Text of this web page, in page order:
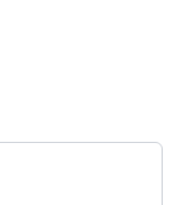
GAZA
DIJK